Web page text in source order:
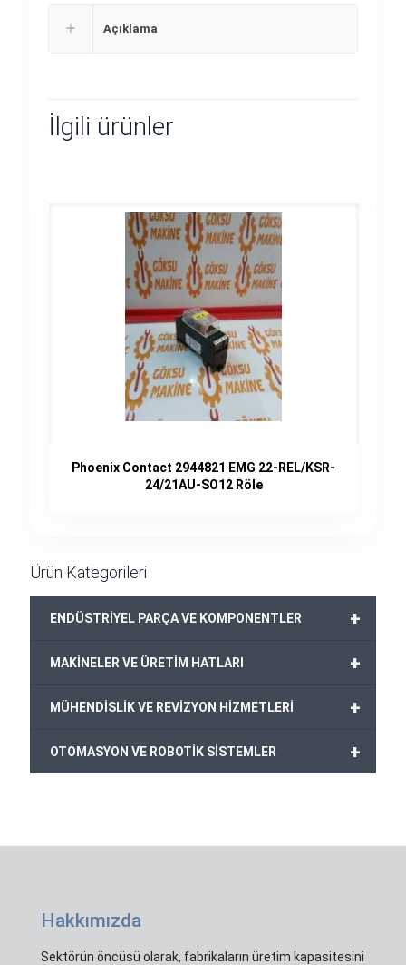
Açıklama
İlgili ürünler
Phoenix Contact 2944821 EMG 22-REL/KSR-
24/21AU-SO12 Röle
Ürün Kategorileri
+
ENDÜSTRİYEL PARÇA VE KOMPONENTLER
+
MAKİNELER VE ÜRETİM HATLARI
+
MÜHENDİSLİK VE REVİZYON HİZMETLERİ
+
OTOMASYON VE ROBOTİK SİSTEMLER
Hakkımızda
Sektörün öncüsü olarak, fabrikaların üretim kapasitesini